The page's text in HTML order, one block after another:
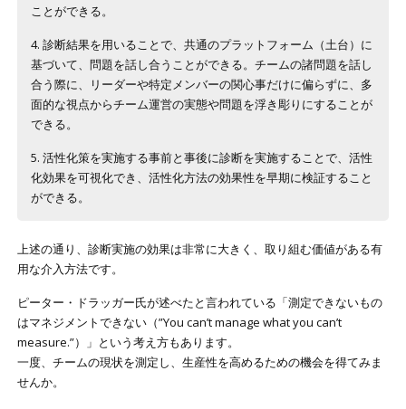
ことができる。
4. 診断結果を用いることで、共通のプラットフォーム（土台）に
基づいて、問題を話し合うことができる。チームの諸問題を話し
合う際に、リーダーや特定メンバーの関心事だけに偏らずに、多
面的な視点からチーム運営の実態や問題を浮き彫りにすることが
できる。
5. 活性化策を実施する事前と事後に診断を実施することで、活性
化効果を可視化でき、活性化方法の効果性を早期に検証すること
ができる。
上述の通り、診断実施の効果は非常に大きく、取り組む価値がある有
用な介入方法です。
ピーター・ドラッガー氏が述べたと言われている「測定できないもの
はマネジメントできない（”You can’t manage what you can’t
measure.”）」という考え方もあります。
一度、チームの現状を測定し、生産性を高めるための機会を得てみま
せんか。